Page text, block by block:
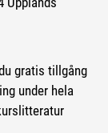
sida.)
gratis tillgång
under hela